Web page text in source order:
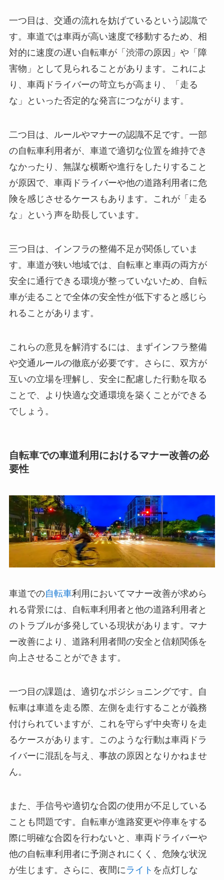
一つ目は、交通の流れを妨げているという認識で
す。車道では車両が高い速度で移動するため、相
対的に速度の遅い自転車が「渋滞の原因」や「障
害物」として見られることがあります。これによ
り、車両ドライバーの苛立ちが高まり、「走る
な」といった否定的な発言につながります。
二つ目は、ルールやマナーの認識不足です。一部
の自転車利用者が、車道で適切な位置を維持でき
なかったり、無謀な横断や進行をしたりすること
が原因で、車両ドライバーや他の道路利用者に危
険を感じさせるケースもあります。これが「走る
な」という声を助長しています。
三つ目は、インフラの整備不足が関係していま
す。車道が狭い地域では、自転車と車両の両方が
安全に通行できる環境が整っていないため、自転
車が走ることで全体の安全性が低下すると感じら
れることがあります。
これらの意見を解消するには、まずインフラ整備
や交通ルールの徹底が必要です。さらに、双方が
互いの立場を理解し、安全に配慮した行動を取る
ことで、より快適な交通環境を築くことができる
でしょう。
自転車での車道利用におけるマナー改善の必
要性
車道での自転車利用においてマナー改善が求めら
れる背景には、自転車利用者と他の道路利用者と
のトラブルが多発している現状があります。マナ
ー改善により、道路利用者間の安全と信頼関係を
向上させることができます。
一つ目の課題は、適切なポジショニングです。自
転車は車道を走る際、左側を走行することが義務
付けられていますが、これを守らず中央寄りを走
るケースがあります。このような行動は車両ドラ
イバーに混乱を与え、事故の原因となりかねませ
ん。
また、手信号や適切な合図の使用が不足している
ことも問題です。自転車が進路変更や停車をする
際に明確な合図を行わないと、車両ドライバーや
他の自転車利用者に予測されにくく、危険な状況
が生じます。さらに、夜間に ライト を点灯しな